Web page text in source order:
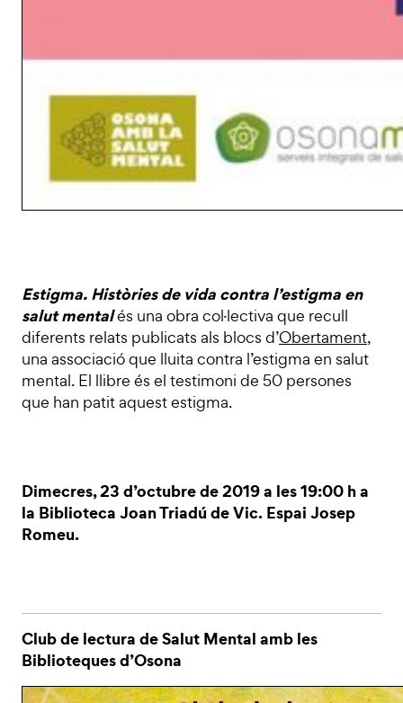
Estigma. Històries de vida contra l’estigma en
salut mentalés una obra col·lectiva que recull
diferents relats publicats als blocs d’Obertament,
una associació que lluita contra l’estigma en salut
mental. El llibre és el testimoni de 50 persones
que han patit aquest estigma.
Dimecres, 23 d’octubre de 2019 a les 19:00 h a
la Biblioteca Joan Triadú de Vic. Espai Josep
Romeu.
Club de lectura de Salut Mental amb les
Biblioteques d’Osona